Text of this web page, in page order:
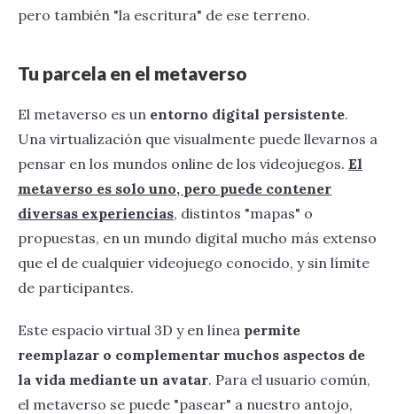
pero también "la escritura" de ese terreno.
Tu parcela en el metaverso
‍El metaverso es un entorno digital persistente.
Una virtualización que visualmente puede llevarnos a
pensar en los mundos online de los videojuegos. El
metaverso es solo uno, pero puede contener
diversas experiencias, distintos "mapas" o
propuestas, en un mundo digital mucho más extenso
que el de cualquier videojuego conocido, y sin límite
de participantes.
Este espacio virtual 3D y en línea permite
reemplazar o complementar muchos aspectos de
la vida mediante un avatar. Para el usuario común,
el metaverso se puede "pasear" a nuestro antojo,